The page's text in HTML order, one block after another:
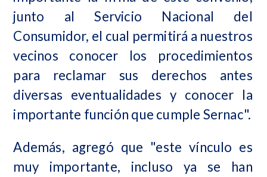
junto al Servicio Nacional del
Consumidor, el cual permitirá a nuestros
vecinos conocer los procedimientos
para reclamar sus derechos antes
diversas eventualidades y conocer la
importante función que cumple Sernac".
Además, agregó que "este vínculo es
muy importante, incluso ya se han